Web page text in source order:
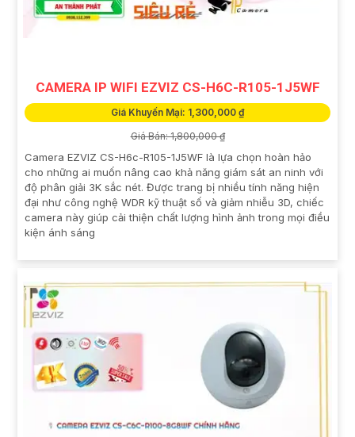
CAMERA IP WIFI EZVIZ CS-H6C-R105-1J5WF
Giá Khuyến Mại: 1,300,000 ₫
Giá Bán: 1,800,000 ₫
Camera EZVIZ CS-H6c-R105-1J5WF là lựa chọn hoàn hảo
cho những ai muốn nâng cao khả năng giám sát an ninh với
độ phân giải 3K sắc nét. Được trang bị nhiều tính năng hiện
đại như công nghệ WDR kỹ thuật số và giảm nhiễu 3D, chiếc
camera này giúp cải thiện chất lượng hình ảnh trong mọi điều
kiện ánh sáng